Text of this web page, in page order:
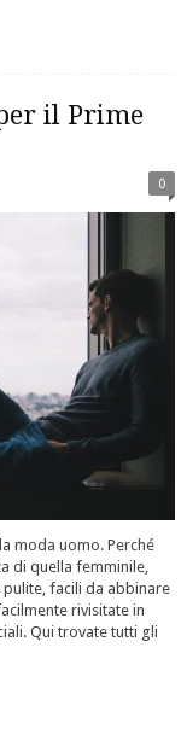
il Prime
0
moda uomo. Perché
di quella femminile,
facili da abbinare
rivisitate in
Qui trovate tutti gli